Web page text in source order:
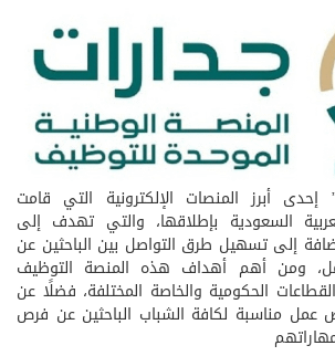
إحدى أبرز المنصات الإلكترونية التي قامت
السعودية بإطلاقها، والتي تهدف إلى
إلى تسهيل طرق التواصل بين الباحثين عن
ومن أهم أهداف هذه المنصة التوظيف
الحكومية والخاصة المختلفة، فضلًا عن
عمل مناسبة لكافة الشباب الباحثين عن فرص